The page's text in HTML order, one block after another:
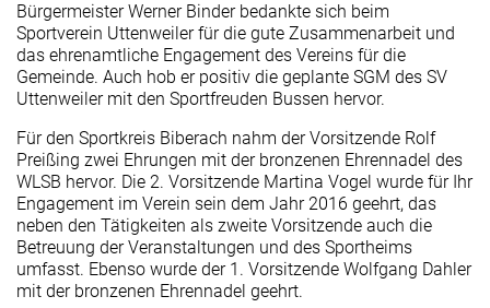
Bürgermeister Werner Binder bedankte sich beim
Sportverein Uttenweiler für die gute Zusammenarbeit und
das ehrenamtliche Engagement des Vereins für die
Gemeinde. Auch hob er positiv die geplante SGM des SV
Uttenweiler mit den Sportfreuden Bussen hervor.
Für den Sportkreis Biberach nahm der Vorsitzende Rolf
Preißing zwei Ehrungen mit der bronzenen Ehrennadel des
WLSB hervor. Die 2. Vorsitzende Martina Vogel wurde für Ihr
Engagement im Verein sein dem Jahr 2016 geehrt, das
neben den Tätigkeiten als zweite Vorsitzende auch die
Betreuung der Veranstaltungen und des Sportheims
umfasst. Ebenso wurde der 1. Vorsitzende Wolfgang Dahler
mit der bronzenen Ehrennadel geehrt.